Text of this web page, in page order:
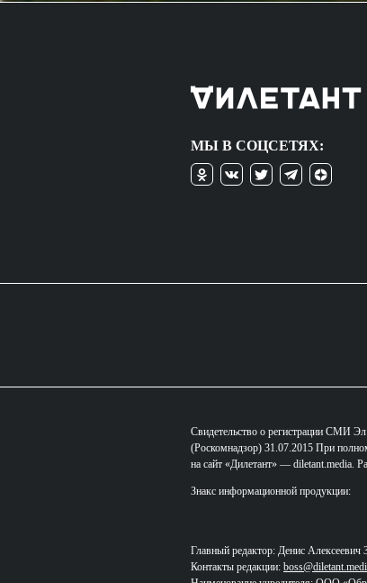
МЫ В СОЦСЕТЯХ:
Свидетельство о регистрации СМИ
(Роскомнадзор) 31.07.2015 При
на сайт «Дилетант» — diletant.media.
Знакс информационной продукции:
Главный редактор: Денис Алексеевич
Контакты редакции: